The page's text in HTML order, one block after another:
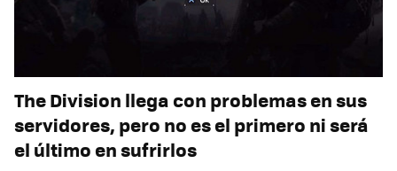
The Division llega con problemas en sus
servidores, pero no es el primero ni será
el último en sufrirlos